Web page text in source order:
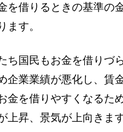
を借りるときの基準の
ます。
国民もお金を借りづ
企業業績が悪化し、賃
金を借りやすくなるた
昇、景気が上向きます